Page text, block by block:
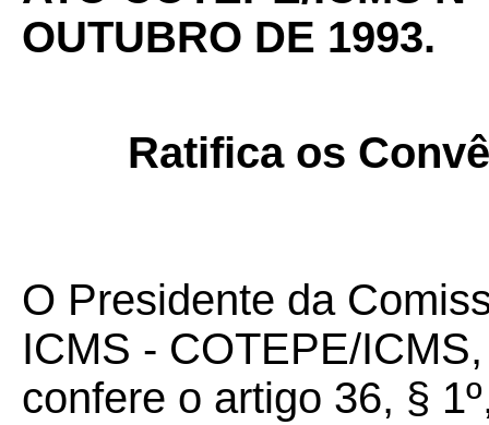
OUTUBRO DE 1993.
Ratifica os
O Presidente da
ICMS - COTEPE/
confere o artigo 36, §